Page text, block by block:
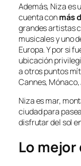
Además, Niza es
cuenta conmás
grandes artistas
musicales y uno
Europa. Y por si
ubicación
a otros puntos
Cannes,
Niza es mar,
ciudad para
disfrutar del sol
Lo mejor